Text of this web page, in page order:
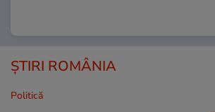
ȘTIRI ROMÂNIA
Politică